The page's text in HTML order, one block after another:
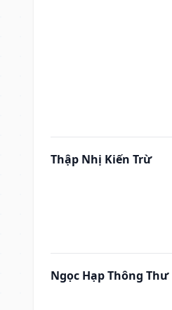
Thập Nhị Kiến Trừ
Ngọc Hạp Thông Thư